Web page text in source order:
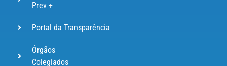
Prev +
Portal da Transparência
Órgãos
Colegiados